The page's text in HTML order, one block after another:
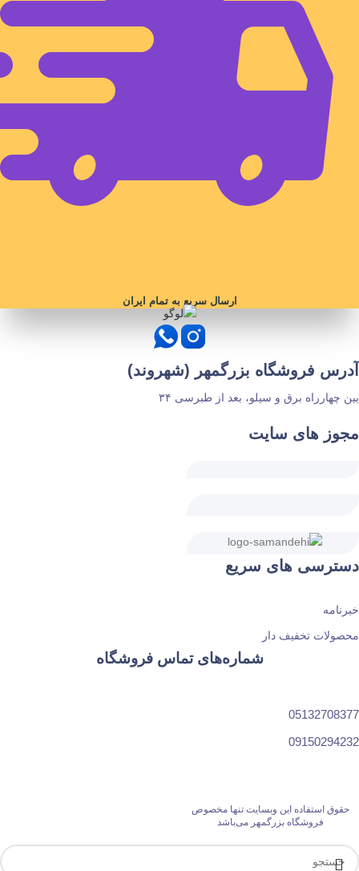
ارسال سریع به تمام ایران
آدرس فروشگاه بزرگمهر (شهروند)
بین چهارراه برق و سیلو، بعد از طبرسی ۳۴
مجوز های سایت
دسترسی های سریع
خبرنامه
محصولات تخفیف دار
شماره‌های تماس فروشگاه
05132708377
09150294232
حقوق استفاده این وبسایت تنها مخصوص
فروشگاه بزرگمهر می‌باشد